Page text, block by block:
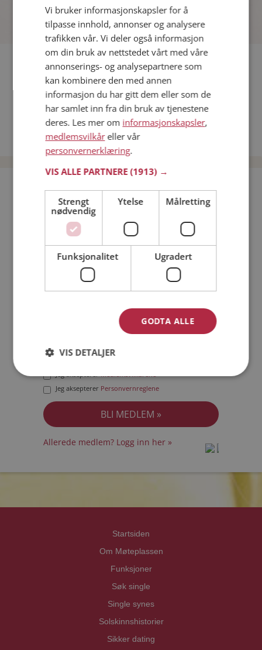
Fler single
Flere singlemenn fra Harstad:Dumitru,Rob,Lars Steve
Kvinner fra Harstad
Date kvinner i Norge
Date menn i Norge
Bli medlem gratis!
Jeg er en: Mann Kvinne
Min alder:
Jeg akseptererMedlemsvilkårene
Jeg aksepterer Personvernreglene
Allerede medlem? Logg inn her »
Startsiden
Om Møteplassen
Funksjoner
Søk single
Single synes
Solskinnshistorier
Sikker dating
Vi bruker informasjonskapsler for å
tilpasse innhold, annonser og analysere
trafikken vår. Vi deler også informasjon
om din bruk av nettstedet vårt med våre
annonserings- og analysepartnere som
kan kombinere den med annen
informasjon du har gitt dem eller som de
har samlet inn fra din bruk av tjenestene
deres. Les mer om informasjonskapsler,
medlemsvilkåreller vår
personvernerklæring.
VIS ALLE PARTNERE(1913) →
Strengt
nødvendig
Ytelse Målretting
Funksjonalitet Ugradert
GODTA ALLE
VIS DETALJER